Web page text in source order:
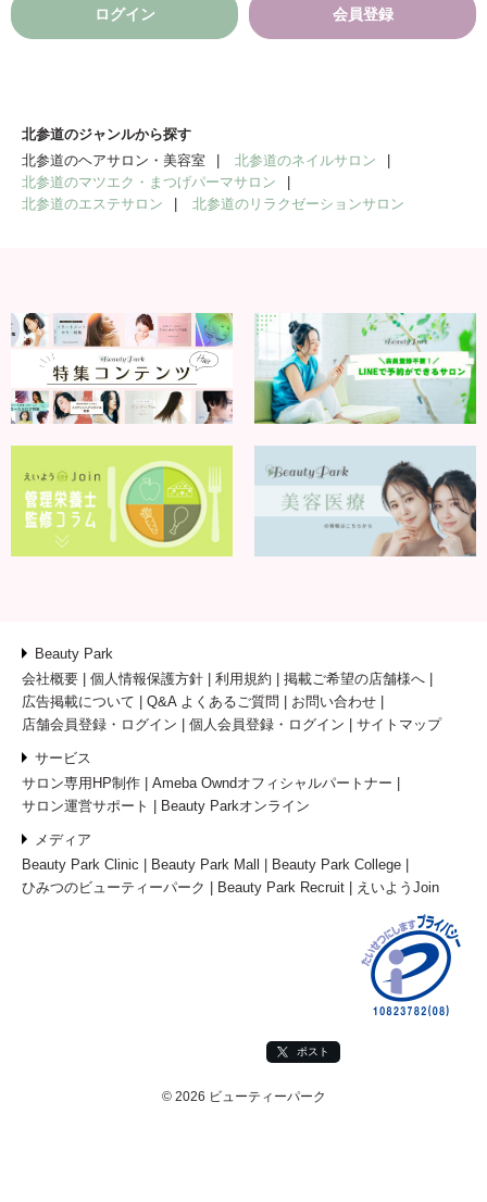
ログイン 会員登録
北参道のジャンルから探す
北参道のヘアサロン・美容室
北参道のネイルサロン
北参道のマツエク・まつげパーマサロン
北参道のエステサロン
北参道のリラクゼーションサロン
Beauty Park
会社概要
個人情報保護方針 利用規約
掲載ご希望の店舗様へ
広告掲載について
Q&A よくあるご質問
お問い合わせ
店舗会員登録・ログイン
個人会員登録・ログイン サイトマップ
サービス
サロン専用HP制作
Ameba Owndオフィシャルパートナー
サロン運営サポート
Beauty Parkオンライン
メディア
Beauty Park Clinic
Beauty Park Mall
Beauty Park College
ひみつのビューティーパーク
Beauty Park Recruit えいようJoin
ポスト
© 2026 ビューティーパーク